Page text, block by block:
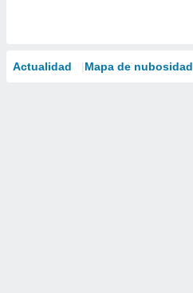
Actualidad Mapa de nubosidad